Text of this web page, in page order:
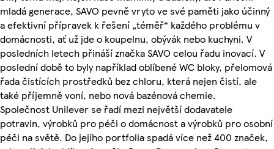
mladá generace, SAVO pevně vryto ve své paměti jako účinný
a efektivní přípravek k řešení „téměř“ každého problému v
domácnosti, ať už jde o koupelnu, obývák nebo kuchyni. V
posledních letech přináší značka SAVO celou řadu inovací. V
poslední době to byly například oblíbené WC bloky, přelomová
řada čistících prostředků bez chloru, která nejen čistí, ale
také příjemně voní, nebo nová bazénová chemie.
Společnost Unilever se řadí mezi největší dodavatele
potravin, výrobků pro péči o domácnost a výrobků pro osobní
péči na světě. Do jejího portfolia spadá více než 400 značek,